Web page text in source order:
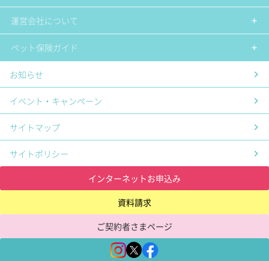
運営会社について
ペット保険ガイド
お知らせ
イベント・キャンペーン
サイトマップ
サイトポリシー
インターネットお申込み
資料請求
ご契約者さまページ